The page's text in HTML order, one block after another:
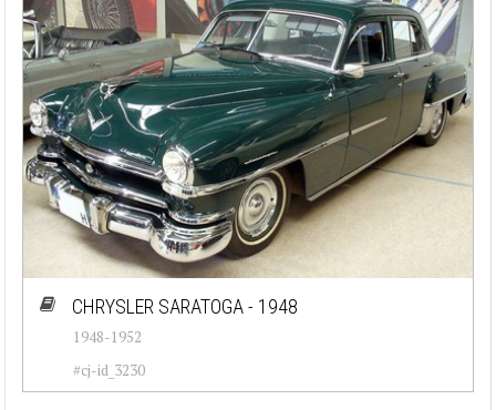
CHRYSLER SARATOGA - 1948
1948-1952
#cj-id_3230